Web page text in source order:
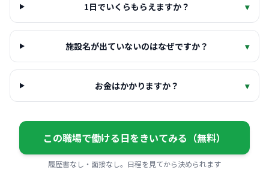
1日でいくらもらえますか？ ▾
施設名が出ていないのはなぜですか？ ▾
お金はかかりますか？ ▾
この職場で働ける日をきいてみる（無料）
履歴書なし・面接なし。日程を見てから決められます